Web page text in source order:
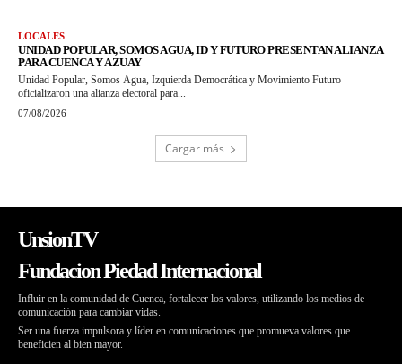
LOCALES
UNIDAD POPULAR, SOMOS AGUA, ID Y FUTURO PRESENTAN ALIANZA
PARA CUENCA Y AZUAY
Unidad Popular, Somos Agua, Izquierda Democrática y Movimiento Futuro
oficializaron una alianza electoral para...
07/08/2026
Cargar más
UnsionTV
Fundacion Piedad Internacional
Influir en la comunidad de Cuenca, fortalecer los valores, utilizando los medios de
comunicación para cambiar vidas.
Ser una fuerza impulsora y líder en comunicaciones que promueva valores que
beneficien al bien mayor.